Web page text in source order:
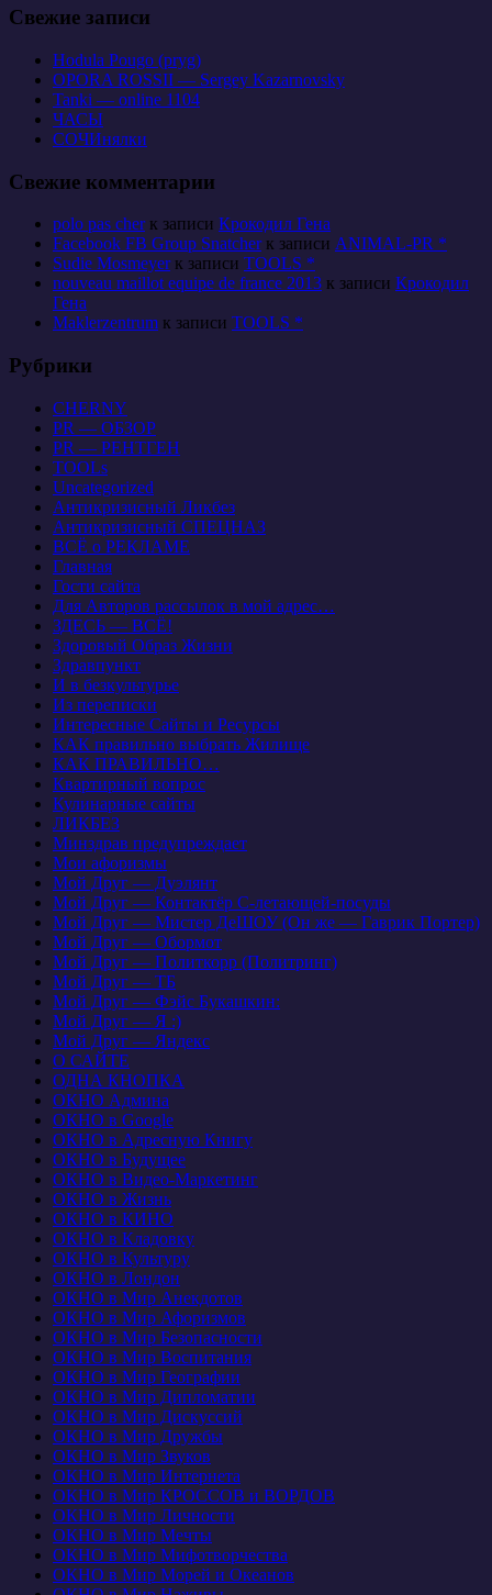
Свежие записи
Hodula Pougo (pryg)
OPORA ROSSII — Sergey Kazarnovsky
Tanki — online 1104
ЧАСЫ
СОЧИнялки
Свежие комментарии
polo pas cherк записи Крокодил Гена
Facebook FB Group Snatcherк записи ANIMAL-PR *
Sudie Mosmeyerк записи TOOLS *
nouveau maillot equipe de france 2013 к записи Крокодил
Гена
Maklerzentrum к записи TOOLS *
Рубрики
CHERNY
PR — ОБЗОР
PR — РЕНТГЕН
TOOLs
Uncategorized
Антикризисный Ликбез
Антикризисный СПЕЦНАЗ
ВСЁ о РЕКЛАМЕ
Главная
Гости сайта
Для Авторов рассылок в мой адрес…
ЗДЕСЬ — ВСЁ!
Здоровый Образ Жизни
Здравпункт
И в безкультурье
Из переписки
Интересные Сайты и Ресурсы
КАК правильно выбрать Жилище
КАК ПРАВИЛЬНО…
Квартирный вопрос
Кулинарные сайты
ЛИКБЕЗ
Минздрав предупреждает
Мои афоризмы
Мой Друг — Дуэлянт
Мой Друг — Контактёр С-летающей-посуды
Мой Друг — Мистер ДеШОУ (Он же — Гаврик Портер)
Мой Друг — Обормот
Мой Друг — Политкорр (Политринг)
Мой Друг — ТБ
Мой Друг — Фэйс Букашкин:
Мой Друг — Я :)
Мой Друг — Яндекс
О САЙТЕ
ОДНА КНОПКА
ОКНО Админа
ОКНО в Google
ОКНО в Адресную Книгу
ОКНО в Будущее
ОКНО в Видео-Маркетинг
ОКНО в Жизнь
ОКНО в КИНО
ОКНО в Кладовку
ОКНО в Культуру
ОКНО в Лондон
ОКНО в Мир Анекдотов
ОКНО в Мир Афоризмов
ОКНО в Мир Безопасности
ОКНО в Мир Воспитания
ОКНО в Мир Географии
ОКНО в Мир Дипломатии
ОКНО в Мир Дискуссий
ОКНО в Мир Дружбы
ОКНО в Мир Звуков
ОКНО в Мир Интернета
ОКНО в Мир КРОССОВ и ВОРДОВ
ОКНО в Мир Личности
ОКНО в Мир Мечты
ОКНО в Мир Мифотворчества
ОКНО в Мир Морей и Океанов